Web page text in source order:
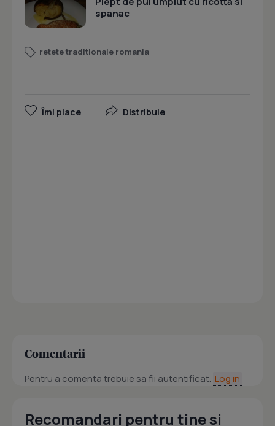
spanac
retete traditionale romania
Îmi place Distribuie
Comentarii
Pentru a comenta trebuie sa fii autentificat. Log in
Recomandari pentru tine si